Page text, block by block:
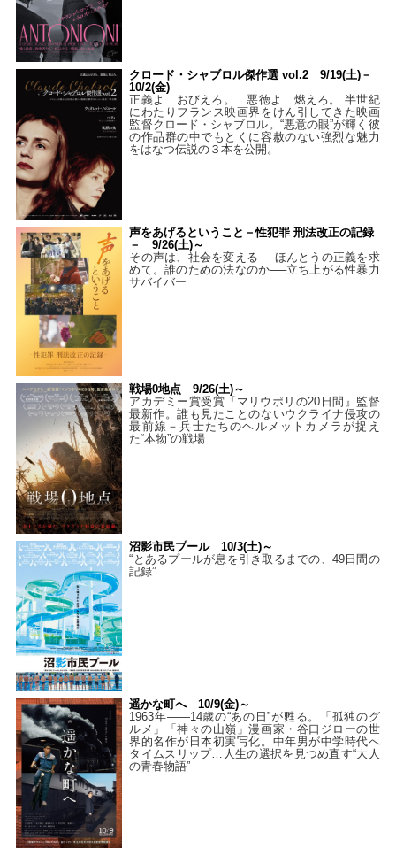
クロード・シャブロル傑作選 vol.2 9/19(土)－
10/2(金)
正義よ おびえろ。 悪徳よ 燃えろ。 半世紀
にわたりフランス映画界をけん引してきた映画
監督クロード・シャブロル。“悪意の眼”が輝く彼
の作品群の中でもとくに容赦のない強烈な魅力
をはなつ伝説の３本を公開。
声をあげるということ－性犯罪 刑法改正の記録
－ 9/26(土)～
その声は、社会を変える──ほんとうの正義を求
めて。誰のための法なのか──立ち上がる性暴力
サバイバー
戦場0地点 9/26(土)～
アカデミー賞受賞『マリウポリの20日間』監督
最新作。誰も見たことのないウクライナ侵攻の
最前線－兵士たちのヘルメットカメラが捉え
た“本物”の戦場
沼影市民プール 10/3(土)～
“とあるプールが息を引き取るまでの、49日間の
記録”
遥かな町へ 10/9(金)～
1963年――14歳の“あの日”が甦る。「孤独のグ
ルメ」「神々の山嶺」漫画家・谷口ジローの世
界的名作が日本初実写化。中年男が中学時代へ
タイムスリップ…人生の選択を見つめ直す“大人
の青春物語”